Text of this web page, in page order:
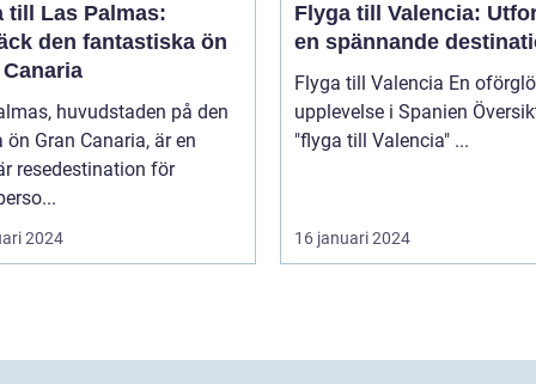
till Las Palmas:
den fantastiska ön
huvudstaden på den
ön Gran Canaria, är en
resedestination för
2024
Flyga till Valencia:
en spännande
Flyga till Valencia En oförglömlig
upplevelse i Spanien Översikt över
"flyga till Valencia" ...
16 januari 2024